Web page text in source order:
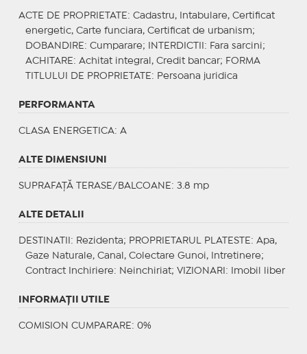
ACTE DE PROPRIETATE : Cadastru, Intabulare, Certificat
energetic, Carte funciara, Certificat de urbanism;
DOBANDIRE : Cumparare; INTERDICTII : Fara sarcini;
ACHITARE : Achitat integral, Credit bancar; FORMA
TITLULUI DE PROPRIETATE : Persoana juridica
PERFORMANTA
CLASA ENERGETICA: A
ALTE DIMENSIUNI
SUPRAFAȚĂ TERASE/BALCOANE: 3.8 mp
ALTE DETALII
DESTINATII : Rezidenta; PROPRIETARUL PLATESTE : Apa,
Gaze Naturale, Canal, Colectare Gunoi, Intretinere;
Contract Inchiriere: Neinchiriat; VIZIONARI : Imobil liber
INFORMAŢII UTILE
COMISION CUMPARARE: 0%